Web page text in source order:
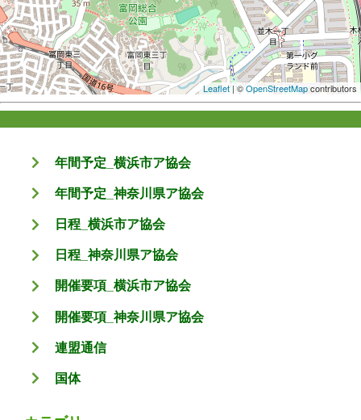
Leaflet | ©OpenStreetMapcontributors
年間予定_横浜市ア協会
年間予定_神奈川県ア協会
日程_横浜市ア協会
日程_神奈川県ア協会
開催要項_横浜市ア協会
開催要項_神奈川県ア協会
連盟通信
国体